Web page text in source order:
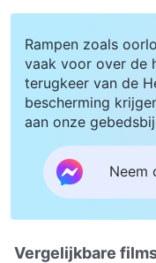
Rampen zoals
vaak voor over de
terugkeer van de
bescherming
aan onze
Neem
Vergelijkbare